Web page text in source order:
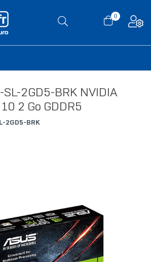
0
2GD5-BRK NVIDIA
2 Go GDDR5
2GD5-BRK